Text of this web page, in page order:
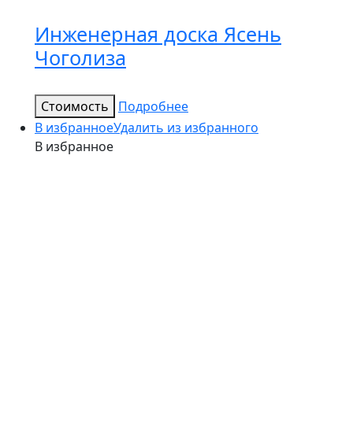
Инженерная доска Ясень
Чоголиза
Стоимость
Подробнее
В избранноеУдалить из избранного
В избранное